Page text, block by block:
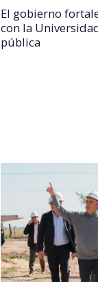
El gobierno
con la
pública